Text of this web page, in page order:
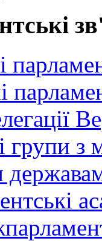
групи з